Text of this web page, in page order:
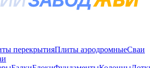
перекрытияПлиты аэродромныеСваи